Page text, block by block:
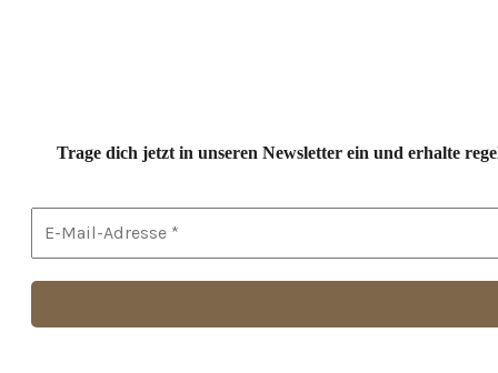
Trage dich jetzt in unseren Newsletter ein und erhalte